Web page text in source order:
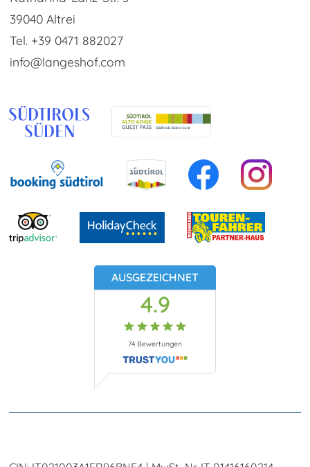
39040 Altrei
Tel. +39 0471 882027
info@langeshof.com
AUSGEZEICHNET
4.9
74 Bewertungen